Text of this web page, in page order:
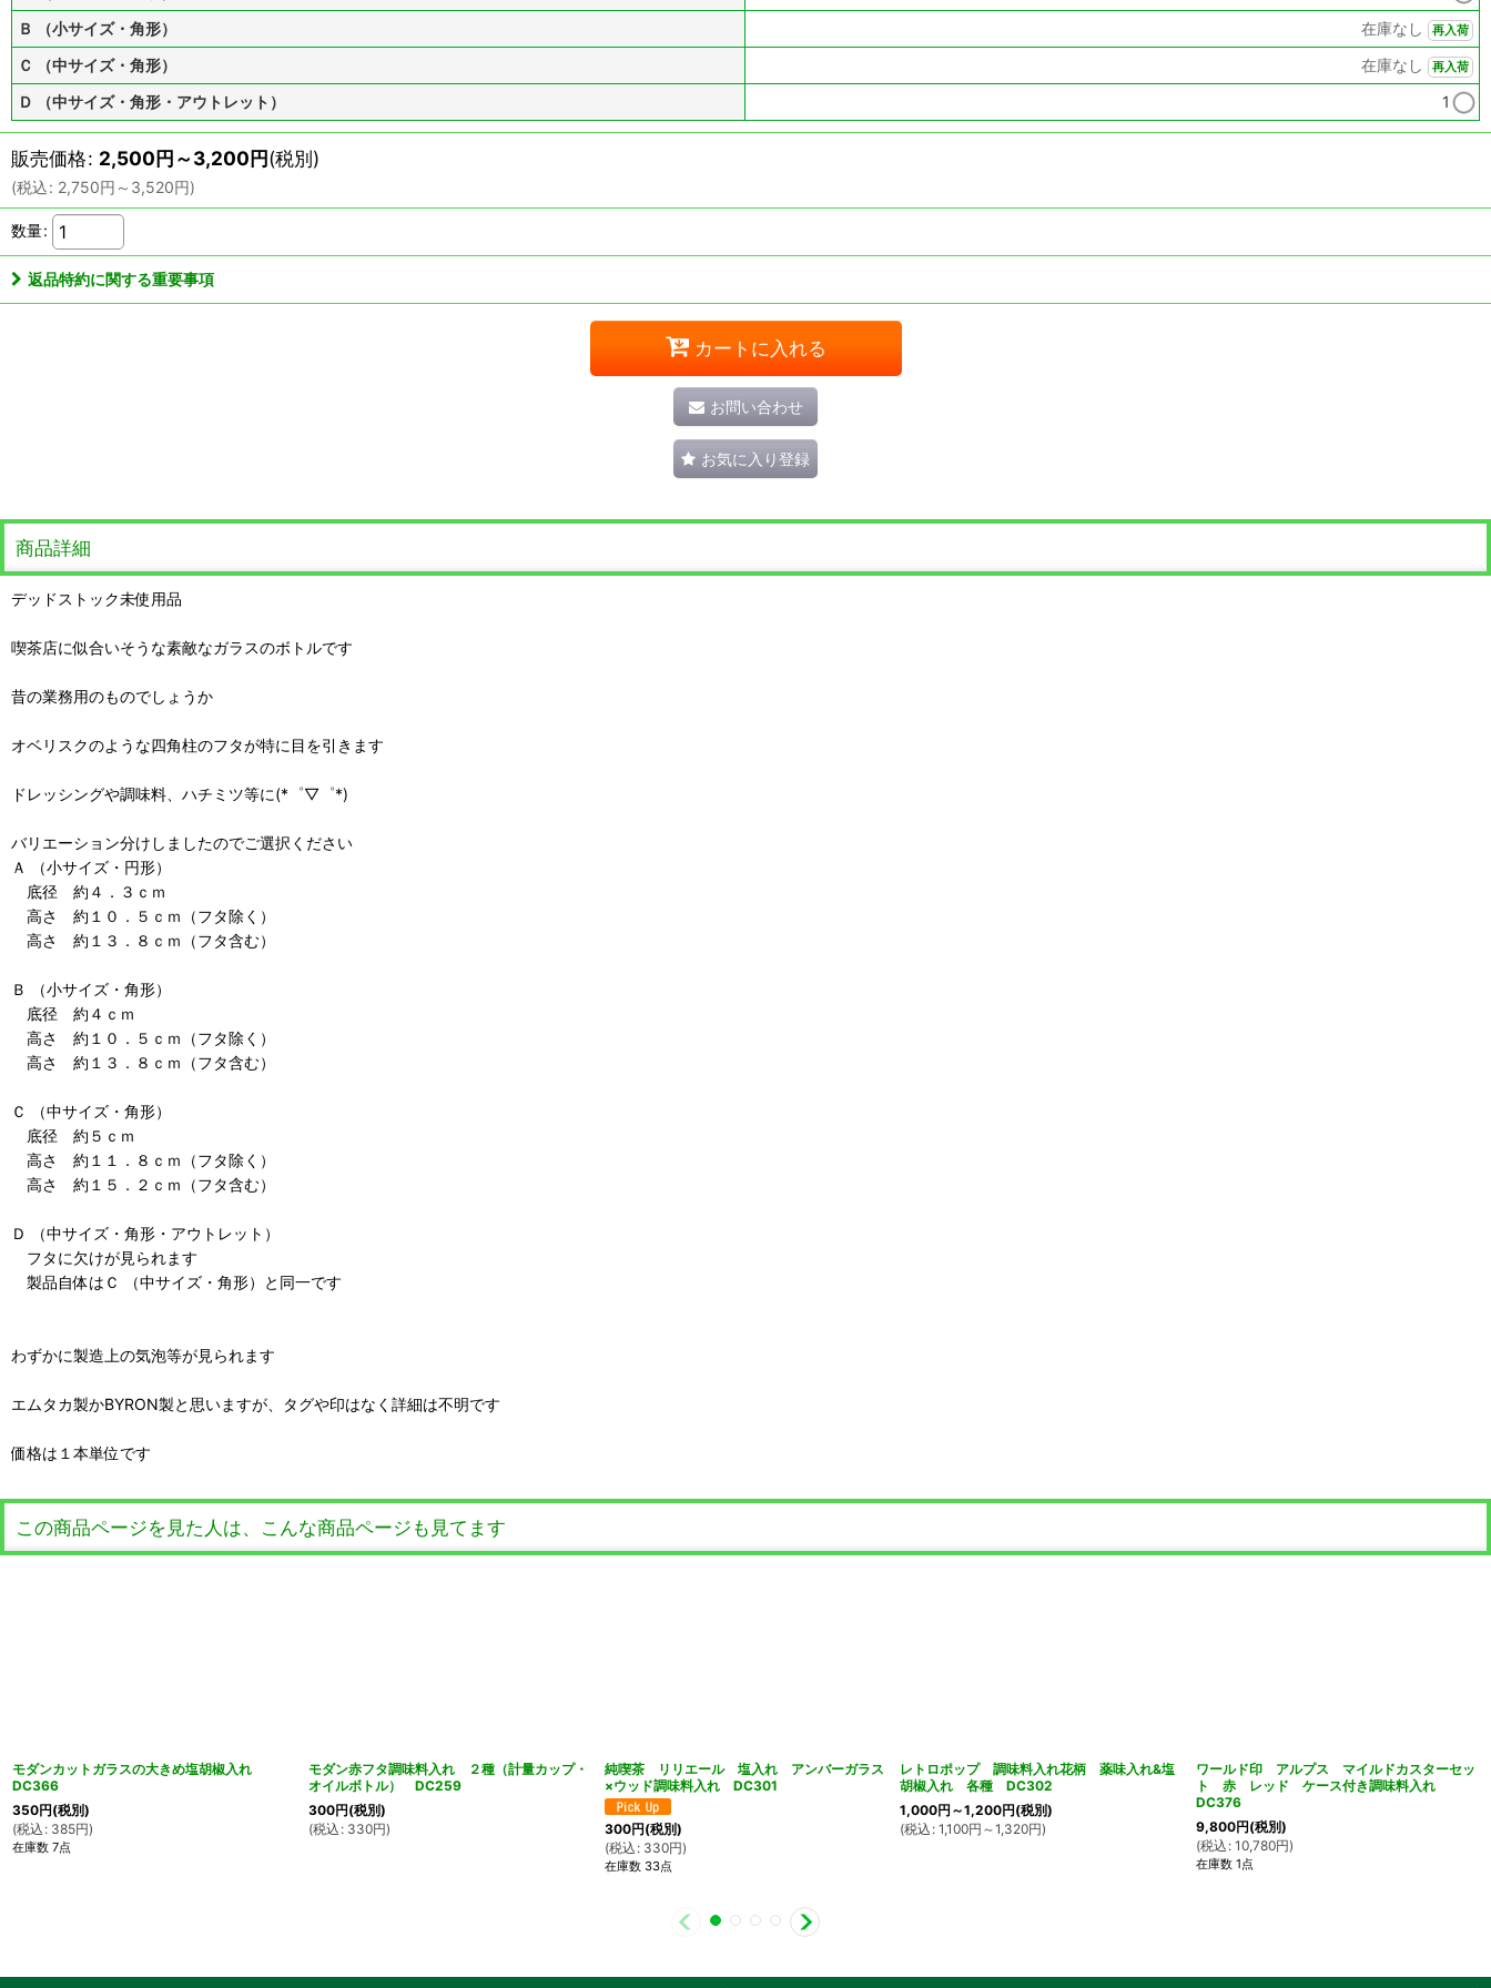
Ｂ （小サイズ・角形）
在庫なし 再入荷
Ｃ （中サイズ・角形） 在庫なし 再入荷
Ｄ （中サイズ・角形・アウトレット） 1
販売価格: 2,500円～3,200円(税別)
(税込: 2,750円 ～3,520円)
数量:
返品特約に関する重要事項
カートに入れる
お問い合わせ
お気に入り登録
商品詳細
デッドストック未使用品
喫茶店に似合いそうな素敵なガラスのボトルです
昔の業務用のものでしょうか
オベリスクのような四角柱のフタが特に目を引きます
ドレッシングや調味料、ハチミツ等に(*゜▽゜*)
バリエーション分けしましたのでご選択ください
Ａ （小サイズ・円形）
底径 約４．３ｃｍ
高さ 約１０．５ｃｍ（フタ除く）
高さ 約１３．８ｃｍ（フタ含む）
Ｂ （小サイズ・角形）
底径 約４ｃｍ
高さ 約１０．５ｃｍ（フタ除く）
高さ 約１３．８ｃｍ（フタ含む）
Ｃ （中サイズ・角形）
底径 約５ｃｍ
高さ 約１１．８ｃｍ（フタ除く）
高さ 約１５．２ｃｍ（フタ含む）
Ｄ （中サイズ・角形・アウトレット）
フタに欠けが見られます
製品自体はＣ （中サイズ・角形）と同一です
わずかに製造上の気泡等が見られます
エムタカ製かBYRON製と思いますが、タグや印はなく詳細は不明です
価格は１本単位です
この商品ページを見た人は、こんな商品ページも見てます
モダンカットガラスの大きめ塩胡椒入れ
DC366
350円(税別)
(税込 : 385円)
在庫数 7点
モダン赤フタ調味料入れ ２種（計量カップ・
オイルボトル） DC259
300円(税別)
(税込 : 330円)
純喫茶 リリエール 塩入れ アンバーガラス
×ウッド調味料入れ DC301
300円(税別)
(税込 : 330円)
在庫数 33点
レトロポップ 調味料入れ花柄 薬味入れ&塩
胡椒入れ 各種 DC302
1,000円 ～1,200円(税別)
(税込 : 1,100円 ～1,320円)
ワールド印 アルプス マイルドカスターセッ
ト 赤 レッド ケース付き調味料入れ
DC376
9,800円(税別)
(税込 : 10,780円)
在庫数 1点